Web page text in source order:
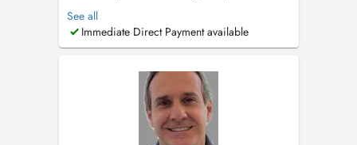
je me suis consacrée aux spécialités suivantes:
*Orthodontie (adultes et enfants) *Aligneurs
esthétiques (Clearcorrect) *Blanchiment
*Chirurgie * Dentisterie conse...
See all
Immediate Direct Payment available